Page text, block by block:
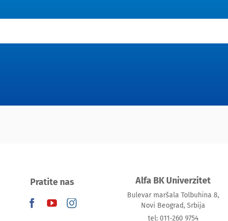
Pratite nas Alfa BK Univerzitet
Bulevar maršala Tolbuhina 8,
Novi Beograd, Srbija
tel: 011-260 9754